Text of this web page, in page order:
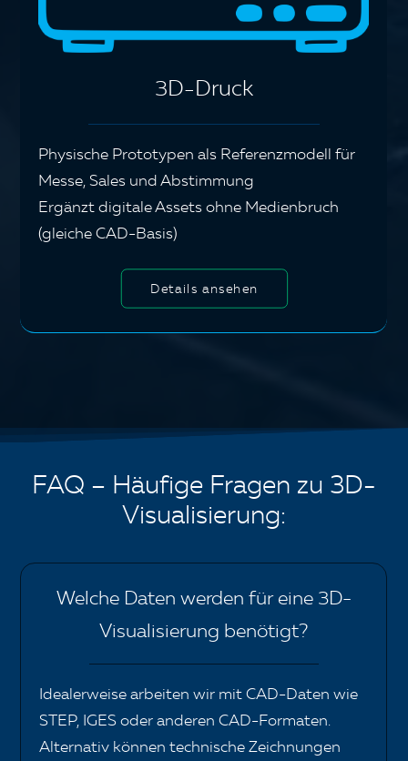
3D-Druck
Physische Prototypen als Referenzmodell für
Messe, Sales und Abstimmung
Ergänzt digitale Assets ohne Medienbruch
(gleiche CAD-Basis)
Details ansehen
FAQ – Häufige Fragen zu 3D-
Visualisierung:
Welche Daten werden für eine 3D-
Visualisierung benötigt?
Idealerweise arbeiten wir mit CAD-Daten wie
STEP, IGES oder anderen CAD-Formaten.
Alternativ können technische Zeichnungen